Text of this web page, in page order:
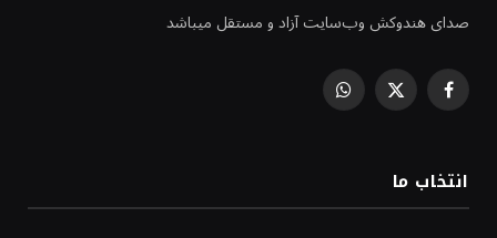
صدای هندوکش وب‌سایت آزاد و مستقل میباشد
Facebook
X
WhatsApp
انتخاب ما